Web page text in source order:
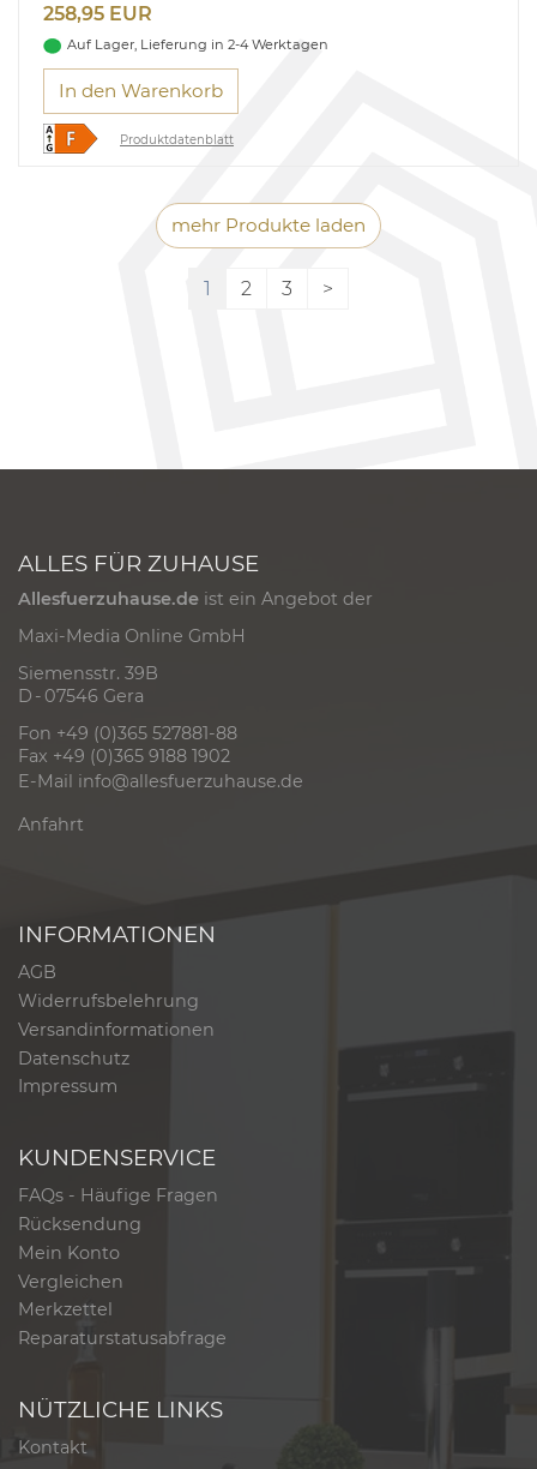
258,95 EUR
Auf Lager, Lieferung in 2-4 Werktagen
In den Warenkorb
Produktdatenblatt
mehr Produkte laden
1 2 3 >
ALLES FÜR ZUHAUSE
Allesfuerzuhause.de ist ein Angebot der
Maxi-Media Online GmbH
Siemensstr. 39B
D - 07546 Gera
Fon +49 (0)365 527881-88
Fax +49 (0)365 9188 1902
E-Mail info@allesfuerzuhause.de
Anfahrt
INFORMATIONEN
AGB
Widerrufsbelehrung
Versandinformationen
Datenschutz
Impressum
KUNDENSERVICE
FAQs - Häufige Fragen
Rücksendung
Mein Konto
Vergleichen
Merkzettel
Reparaturstatusabfrage
NÜTZLICHE LINKS
Kontakt